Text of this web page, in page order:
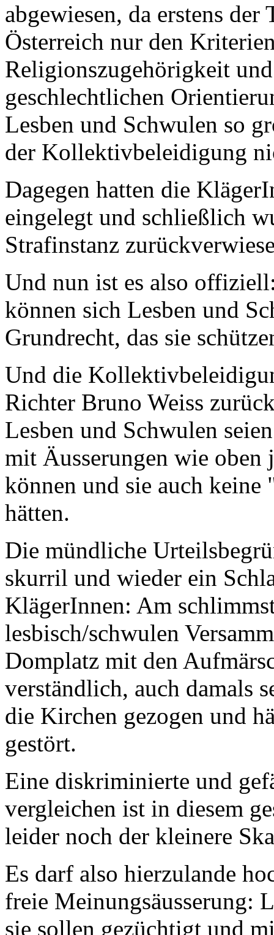
abgewiesen, da erstens
Österreich nur den
Religionszugehörigkeit
geschlechtlichen
Lesben und Schwulen so
der Kollektivbeleidigung
Dagegen hatten die
eingelegt und schließlich
Strafinstanz
Und nun ist es also
können sich Lesben und
Grundrecht, das sie
Und die
Richter Bruno Weiss
Lesben und Schwulen
mit Äusserungen wie oben
können und sie auch
hätten.
Die mündliche
skurril und wieder ein
KlägerInnen: Am
lesbisch/schwulen
Domplatz mit den
verständlich, auch damals
die Kirchen gezogen und
gestört.
Eine diskriminierte und
vergleichen ist in diesem
leider noch der kleinere
Es darf also hierzulande
freie Meinungsäusserung:
sie sollen gezüchtigt und